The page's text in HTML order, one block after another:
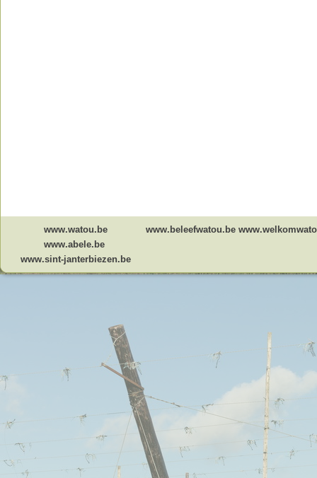
www.watou.be
www.abele.be
www.sint-janterbiezen.be
www.beleefwatou.be